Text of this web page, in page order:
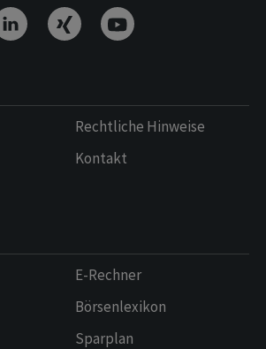
Rechtliche Hinweise
Kontakt
E-Rechner
Börsenlexikon
Sparplan